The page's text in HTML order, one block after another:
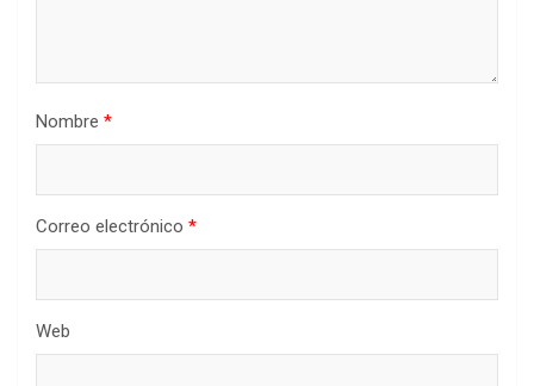
Nombre *
Correo electrónico *
Web